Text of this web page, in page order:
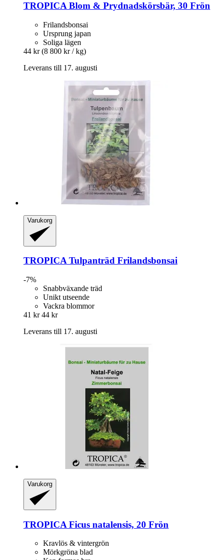
TROPICA Blom & Prydnadskörsbär, 30 Frön
Frilandsbonsai
Ursprung japan
Soliga lägen
44 kr (8 800 kr / kg)
Leverans till 17. augusti
Varukorg
TROPICATulpanträd Frilandsbonsai
-7%
Snabbväxande träd
Unikt utseende
Vackra blommor
41 kr 44 kr
Leverans till 17. augusti
Varukorg
TROPICA Ficus natalensis, 20 Frön
Kravlös & vintergrön
Mörkgröna blad